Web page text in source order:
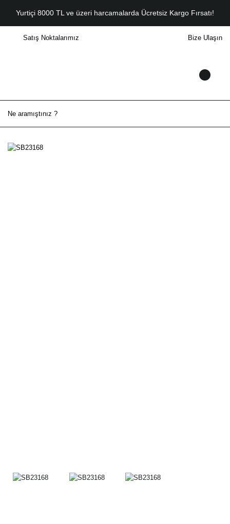
Yurtiçi 8000 TL ve üzeri harcamalarda Ücretsiz Kargo Fırsatı!
Satış Noktalarımız Bize Ulaşın